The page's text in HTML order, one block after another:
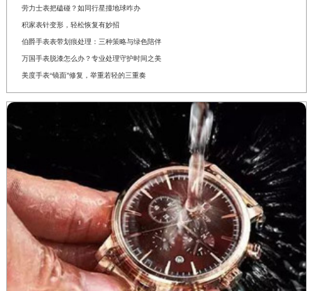
劳力士表把磕碰？如同行星撞地球咋办
积家表针变形，轻松恢复有妙招
伯爵手表表带划痕处理：三种策略与绿色陪伴
万国手表脱漆怎么办？专业处理守护时间之美
美度手表“镜面”修复，举重若轻的三重奏